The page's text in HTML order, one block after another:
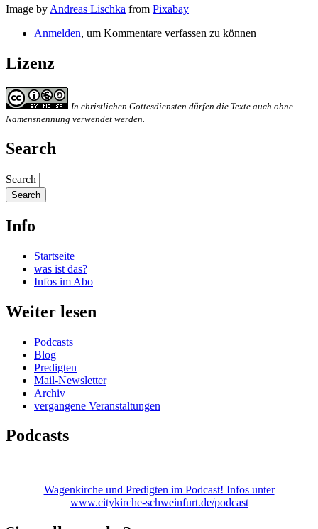
Image by Andreas Lischka from Pixabay
Anmelden, um Kommentare verfassen zu können
Lizenz
In christlichen Gottesdiensten dürfen die Texte auch ohne
Namensnennung verwendet werden.
Search
Search
Info
Startseite
was ist das?
Infos im Abo
Weiter lesen
Podcasts
Blog
Predigten
Mail-Newsletter
Archiv
vergangene Veranstaltungen
Podcasts
Wagenkirche und Predigten im Podcast! Infos unter
www.citykirche-schweinfurt.de/podcast